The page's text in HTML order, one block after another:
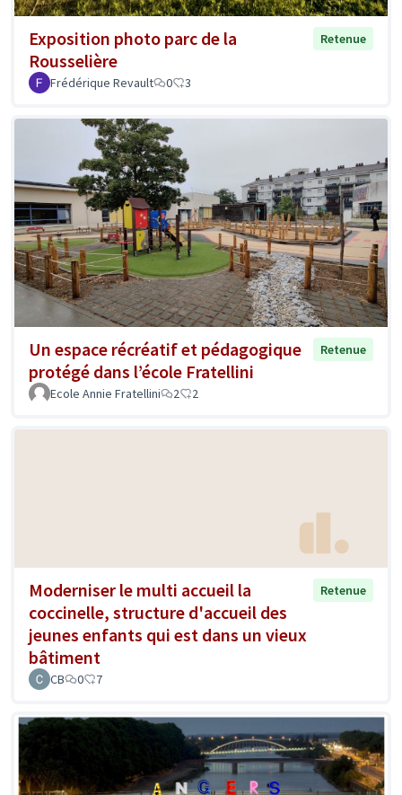
Exposition photo parc de la
Rousselière
Retenue
Frédérique Revault 0 3
Un espace récréatif et pédagogique
protégé dans l’école Fratellini
Retenue
Ecole Annie Fratellini 2 2
Moderniser le multi accueil la
coccinelle, structure d'accueil des
jeunes enfants qui est dans un vieux
bâtiment
Retenue
CB 0 7